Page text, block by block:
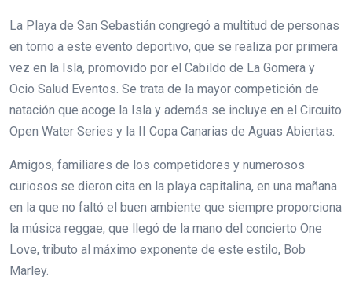
La Playa de San Sebastián congregó a multitud de personas
en torno a este evento deportivo, que se realiza por primera
vez en la Isla, promovido por el Cabildo de La Gomera y
Ocio Salud Eventos. Se trata de la mayor competición de
natación que acoge la Isla y además se incluye en el Circuito
Open Water Series y la II Copa Canarias de Aguas Abiertas.
Amigos, familiares de los competidores y numerosos
curiosos se dieron cita en la playa capitalina, en una mañana
en la que no faltó el buen ambiente que siempre proporciona
la música reggae, que llegó de la mano del concierto One
Love, tributo al máximo exponente de este estilo, Bob
Marley.